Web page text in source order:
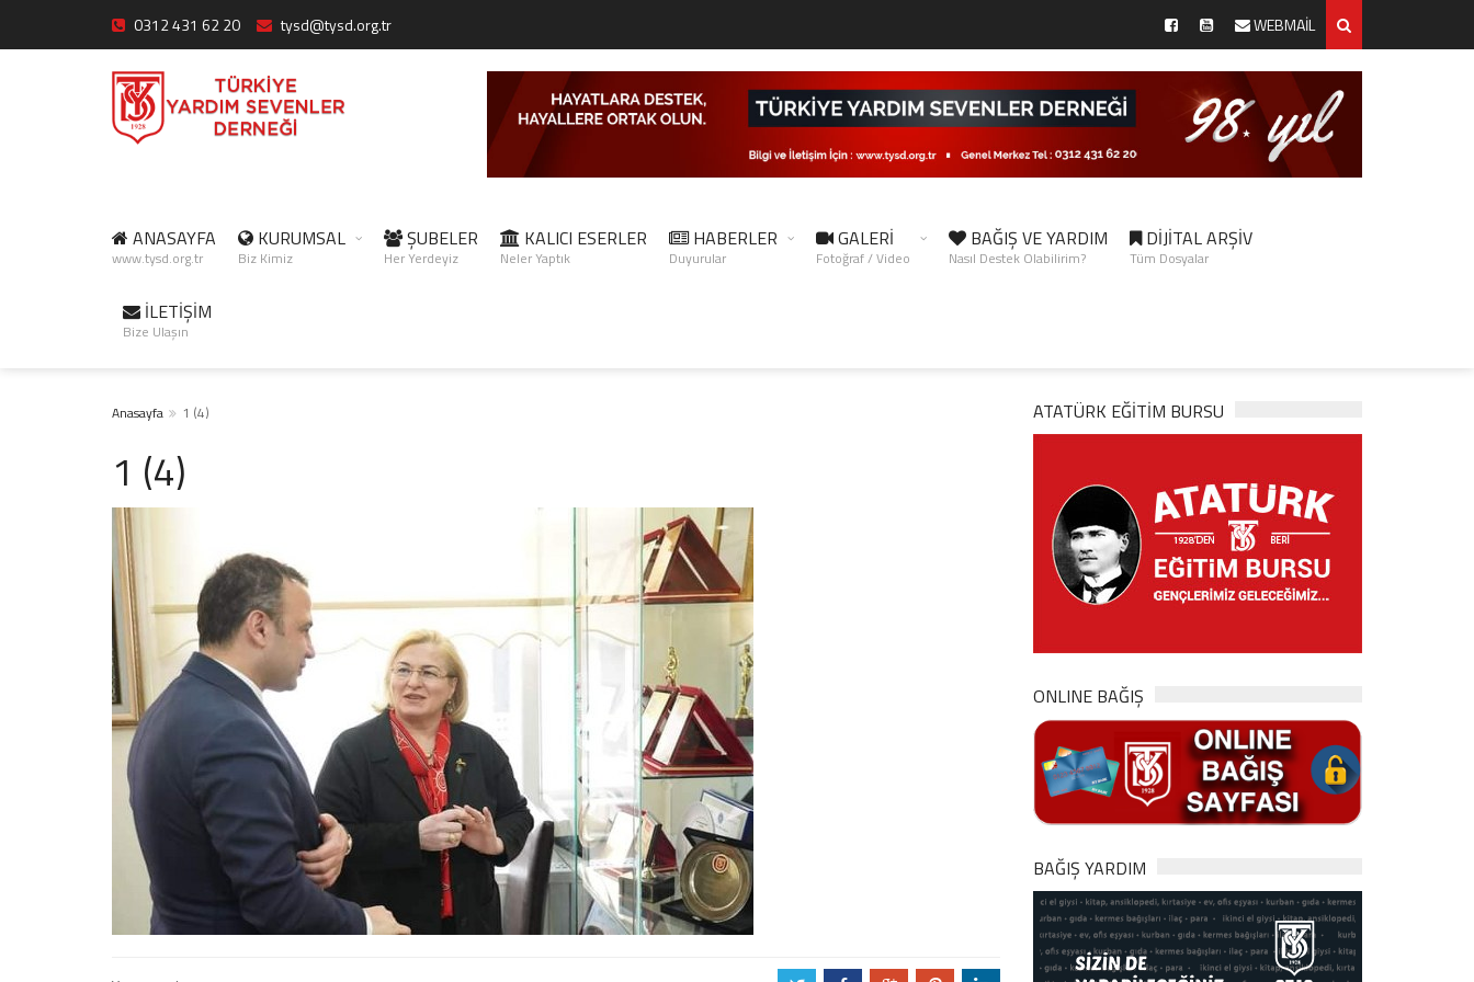
0312 431 62 20 tysd@tysd.org.tr WEBMAİL
ANASAYFA
www.tysd.org.tr
KURUMSAL
Biz Kimiz
ŞUBELER
Her Yerdeyiz
KALICI ESERLER
Neler Yaptık
HABERLER
Duyurular
GALERİ
Fotoğraf / Video
BAĞIŞ VE YARDIM
Nasıl Destek Olabilirim?
DİJİTAL ARŞİV
Tüm Dosyalar
İLETİŞİM
Bize Ulaşın
Anasayfa 1 (4)
1 (4)
ATATÜRK EĞITIM BURSU
ONLINE BAĞIŞ
BAĞIŞ YARDIM